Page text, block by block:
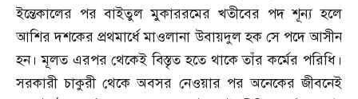
ইন্তেকালের পর বাইতুল মুকাররমের খতীবের পদ শূন্য হলে
আশির দশকের প্রথমার্ধে মাওলানা উবায়দুল হক সে পদে আসীন
হন। মূলত এরপর থেকেই বিস্তৃত হতে থাকে তাঁর কর্মের পরিধি।
সরকারী চাকুরী থেকে অবসর নেওয়ার পর অনেকের জীবনেই